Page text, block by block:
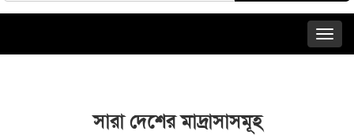
সারা দেশের মাদ্রাসাসমূহ